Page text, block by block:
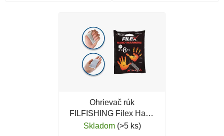
Ohrievač rúk
FILFISHING Filex Hand
Warmers
Skladom (>5 ks)